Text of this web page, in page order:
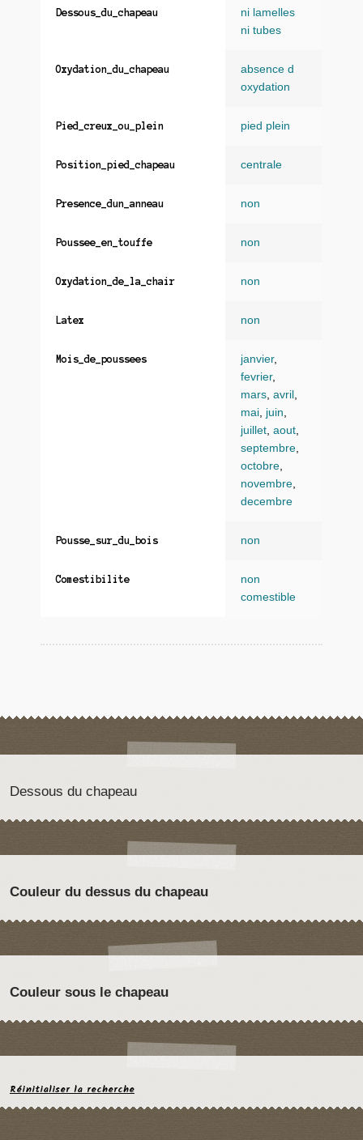
Dessous_du_chapeau
ni lamelles
ni tubes
Oxydation_du_chapeau
absence d
oxydation
Pied_creux_ou_plein pied plein
Position_pied_chapeau centrale
Presence_dun_anneau non
Poussee_en_touffe non
Oxydation_de_la_chair non
Latex non
Mois_de_poussees janvier,
fevrier,
mars, avril ,
mai, juin,
juillet, aout,
septembre,
octobre,
novembre,
decembre
Pousse_sur_du_bois non
Comestibilite
non
comestible
Dessous du chapeau
Couleur du dessus du chapeau
Couleur sous le chapeau
Réinitialiser la recherche